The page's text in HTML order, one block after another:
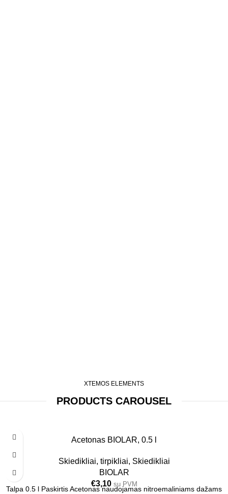
XTEMOS ELEMENTS
PRODUCTS CAROUSEL
0.5L Acetonas BIOLAR, 0.5 l
Skiedikliai, tirpikliai, Skiedikliai
BIOLAR
€3,10 su PVM
Talpa 0.5 l Paskirtis Acetonas naudojamas nitroemaliniams dažams